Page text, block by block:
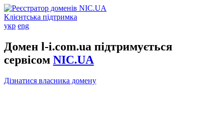
Клієнтська підтримка
укр eng
Домен l-i.com.ua підтримується
сервісом NIC.UA
Дізнатися власника домену